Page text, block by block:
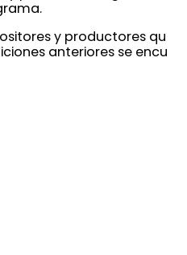
y productores qu
anteriores se encu